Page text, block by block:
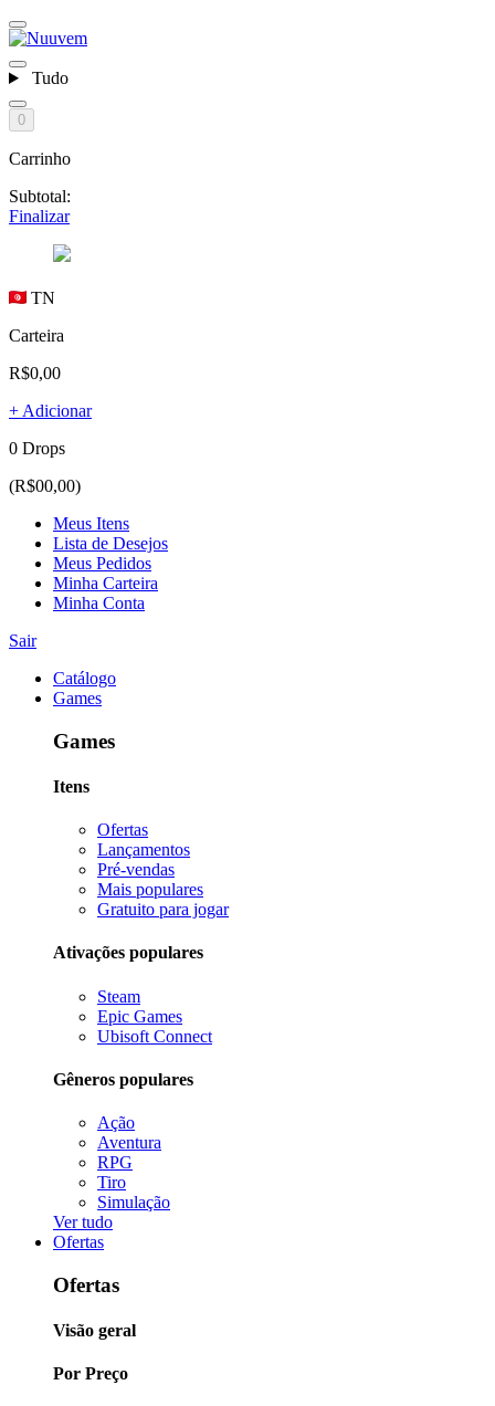
Tudo
0
Carrinho
Subtotal:
Finalizar
TN
Carteira
R$0,00
+ Adicionar
0 Drops
(R$00,00)
Meus Itens
Lista de Desejos
Meus Pedidos
Minha Carteira
Minha Conta
Sair
Catálogo
Games
Games
Itens
Ofertas
Lançamentos
Pré-vendas
Mais populares
Gratuito para jogar
Ativações populares
Steam
Epic Games
Ubisoft Connect
Gêneros populares
Ação
Aventura
RPG
Tiro
Simulação
Ver tudo
Ofertas
Ofertas
Visão geral
Por Preço